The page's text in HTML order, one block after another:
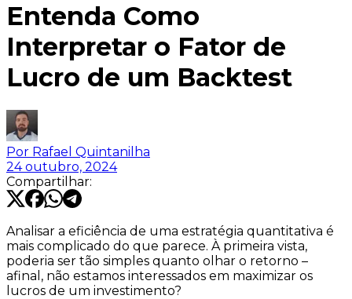
Entenda Como
Interpretar o Fator de
Lucro de um Backtest
Por Rafael Quintanilha
24 outubro, 2024
Compartilhar:
Analisar a eficiência de uma estratégia quantitativa é
mais complicado do que parece. À primeira vista,
poderia ser tão simples quanto olhar o retorno –
afinal, não estamos interessados em maximizar os
lucros de um investimento?